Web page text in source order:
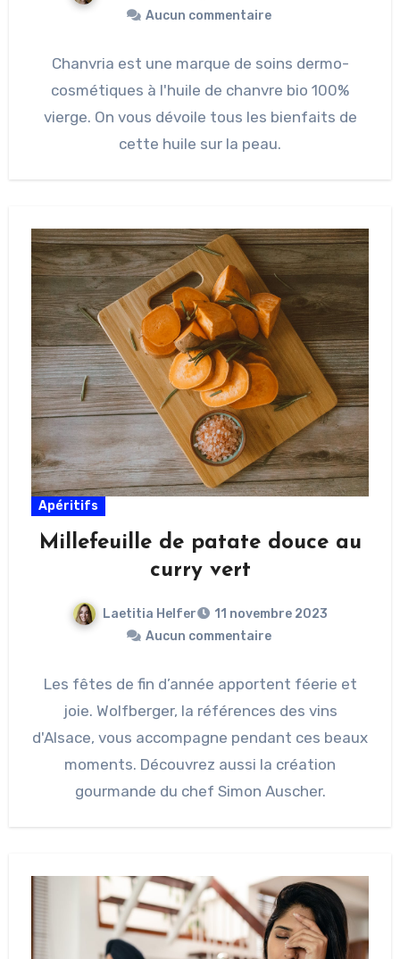
Aucun commentaire
Chanvria est une marque de soins dermo-
cosmétiques à l'huile de chanvre bio 100%
vierge. On vous dévoile tous les bienfaits de
cette huile sur la peau.
Apéritifs
Millefeuille de patate douce au
curry vert
Laetitia Helfer
11 novembre 2023
Aucun commentaire
Les fêtes de fin d’année apportent féerie et
joie. Wolfberger, la références des vins
d'Alsace, vous accompagne pendant ces beaux
moments. Découvrez aussi la création
gourmande du chef Simon Auscher.